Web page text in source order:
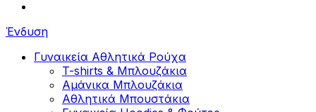
Ένδυση
Γυναικεία Αθλητικά Ρούχα
T-shirts & Μπλουζάκια
Αμάνικα Μπλουζάκια
Aθλητικά Μπουστάκια